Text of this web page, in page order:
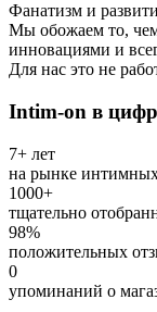
Фанатизм и
Мы обожаем то,
инновациями и
Для нас это не
Intim-on в
7+ лет
на рынке
1000+
тщательно
98%
положительных
0
упоминаний о